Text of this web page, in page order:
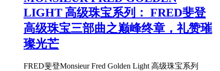
LIGHT 高级珠宝系列： FRED斐登
高级珠宝三部曲之巅峰终章，礼赞璀
璨光芒
FRED斐登Monsieur Fred Golden Light 高级珠宝系列